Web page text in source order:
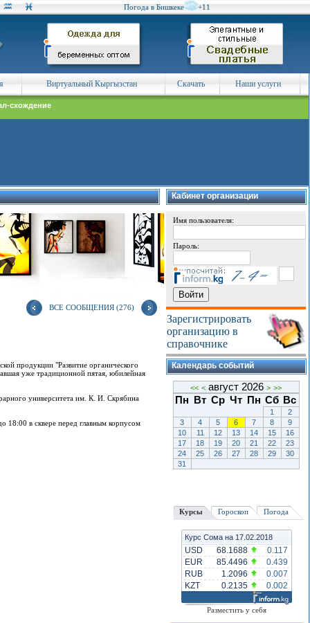
Погода в Бишкеке +11
Виртуальный Кыргызстан Скачать Наши услуги
схождение
ВСЕ СООБЩЕНИЯ (276)
продукции "Развитие органического
уже традиционной пятая, юбилейная
университета им. К. И. Скрябина
18:00 в сквере перед главным корпусом
Кабинет организации
Имя пользователя:
Пароль:
Зарегистрировать
организацию в
справочнике
Календарь событий
<< < август 2026 > >>
Пн Вт Ср Чт Пн Сб Вс
1
2
3
4 5 6 7 8
9
10
11 12 13 14 15
16
17
18 19 20 21 22
23
24
25 26 27 28 29
30
31
Курсы Гороскоп Погода
Курс Сома на 17.02.2018
USD 68.1688
0.117
EUR
85.4496
0.439
RUB
1.2096
0.007
KZT
0.2135 0.002
Разместить у себя